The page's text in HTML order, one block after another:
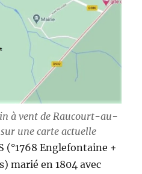
à vent de Raucourt-au-
une carte actuelle
(°1768 Englefontaine +
marié en 1804 avec